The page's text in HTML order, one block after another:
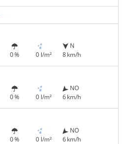
0 % 0 l/m²
N
8 km/h
0 % 0 l/m²
NO
6 km/h
0 % 0 l/m²
NO
6 km/h